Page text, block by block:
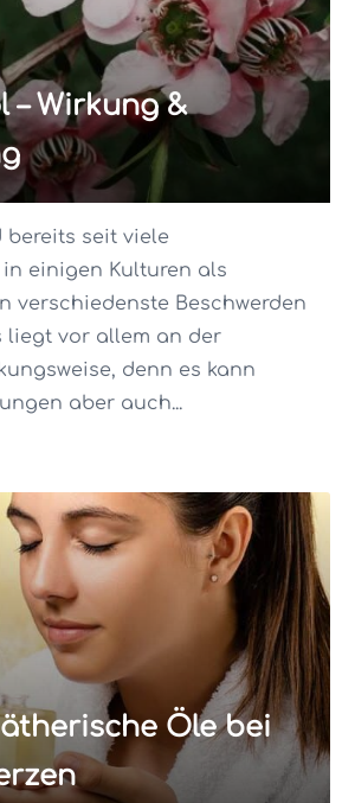
– Wirkung &
bereits seit viele
einigen Kulturen als
verschiedenste Beschwerden
liegt vor allem an der
denn es kann
aber auch...
Öle bei